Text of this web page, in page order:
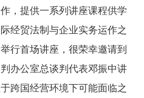
，提供一系列讲座课程供学
经贸法制与企业实务运作之
举行首场讲座，很荣幸邀请到
办公室总谈判代表邓振中讲
跨国经营环境下可能面临之